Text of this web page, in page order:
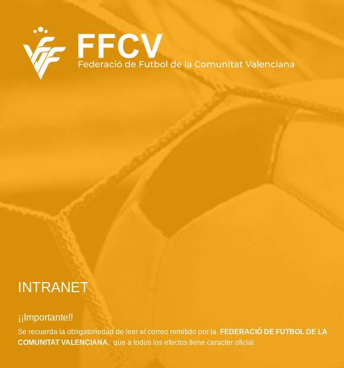
INTRANET
¡¡Importante!!
Se recuerda la obligatoriedad de leer el correo remitido por la FEDERACIÓ DE FUTBOL DE LA
COMUNITAT VALENCIANA , que a todos los efectos tiene caracter oficial.